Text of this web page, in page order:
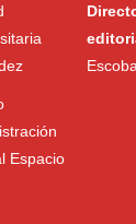
Espacio